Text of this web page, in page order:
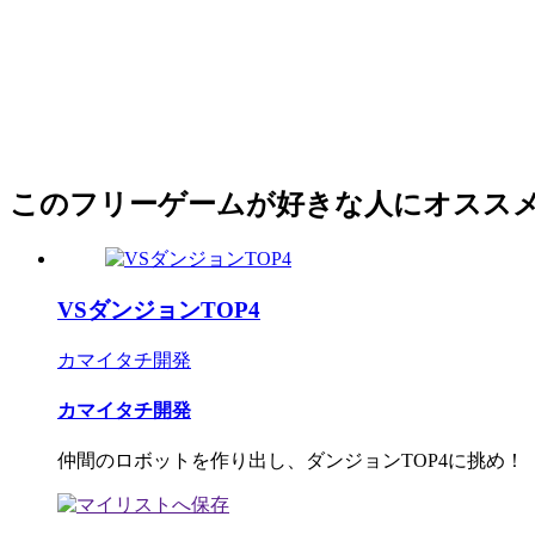
このフリーゲームが好きな人にオスス
VSダンジョンTOP4
カマイタチ開発
カマイタチ開発
仲間のロボットを作り出し、ダンジョンTOP4に挑め！